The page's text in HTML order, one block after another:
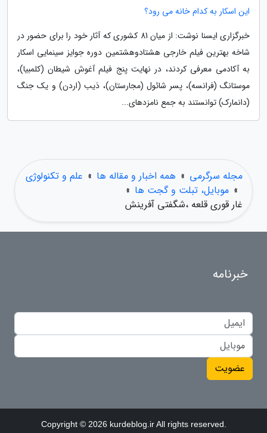
این اسکار به کدام خانه می رود؟
خبرگزاری ایسنا نوشت: از میان 81 کشوری که آثار خود را برای حضور در
شاخه بهترین فیلم خارجی هشتادوهشتمین دوره جوایز سینمایی اسکار
به آکادمی معرفی کردند، در نهایت پنج فیلم آغوش شیطان (کلمبیا)،
موستانگ (فرانسه)، پسر شائول (مجارستان)، ذیب (اردن) و یک جنگ
(دانمارک) توانستند به جمع نامزدهای...
مجله سرگرمی » همه اخبار و مقاله ها » علم و تکنولوژی
» موبایل، تبلت و گجت ها »
غار قوری قلعه ،شگفتی آفرینش
خبرنامه
عضویت
Copyright © 2026 kurdeblog.ir All rights reserved.